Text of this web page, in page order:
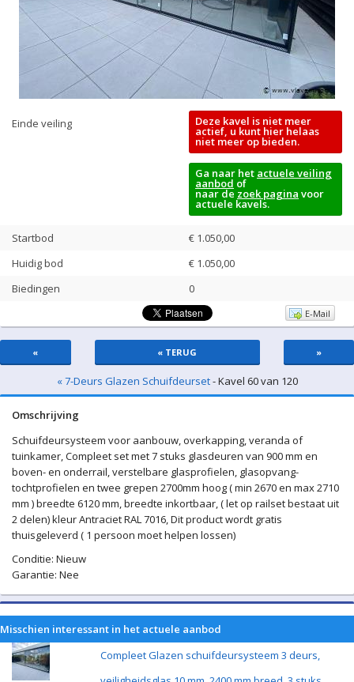
Einde veiling Deze kavel is niet meer
actief, u kunt hier helaas
niet meer op bieden.
Ga naar het actuele veiling
aanbod of
naar de zoek pagina voor
actuele kavels.
Startbod
€ 1.050,00
Huidig bod
€ 1.050,00
Biedingen
0
E-Mail
« « TERUG »
« 7-Deurs Glazen Schuifdeurset- Kavel 60 van 120
Omschrijving
Schuifdeursysteem voor aanbouw, overkapping, veranda of
tuinkamer, Compleet set met 7 stuks glasdeuren van 900 mm en
boven- en onderrail, verstelbare glasprofielen, glasopvang-
tochtprofielen en twee grepen 2700mm hoog ( min 2670 en max 2710
mm ) breedte 6120 mm, breedte inkortbaar, ( let op railset bestaat uit
2 delen) kleur Antraciet RAL 7016, Dit product wordt gratis
thuisgeleverd ( 1 persoon moet helpen lossen)
Conditie: Nieuw
Garantie: Nee
Misschien interessant in het actuele aanbod
Compleet Glazen schuifdeursysteem 3 deurs,